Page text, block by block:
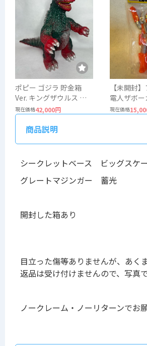
ポピー ゴジラ 貯金箱
Ver. キングザウルス ゴ
ジラザウルス 当時物
現在価格42,000円
【未開封
電人ザボ
ソフビ ロボ
現在価格
商品説明
シークレットベース ビッグスケ
グレートマジンガー 蓄光
開封した箱あり
目立った傷等ありませんが、あく
返品は受け付けませんので、写真
ノークレーム・ノーリターンでお